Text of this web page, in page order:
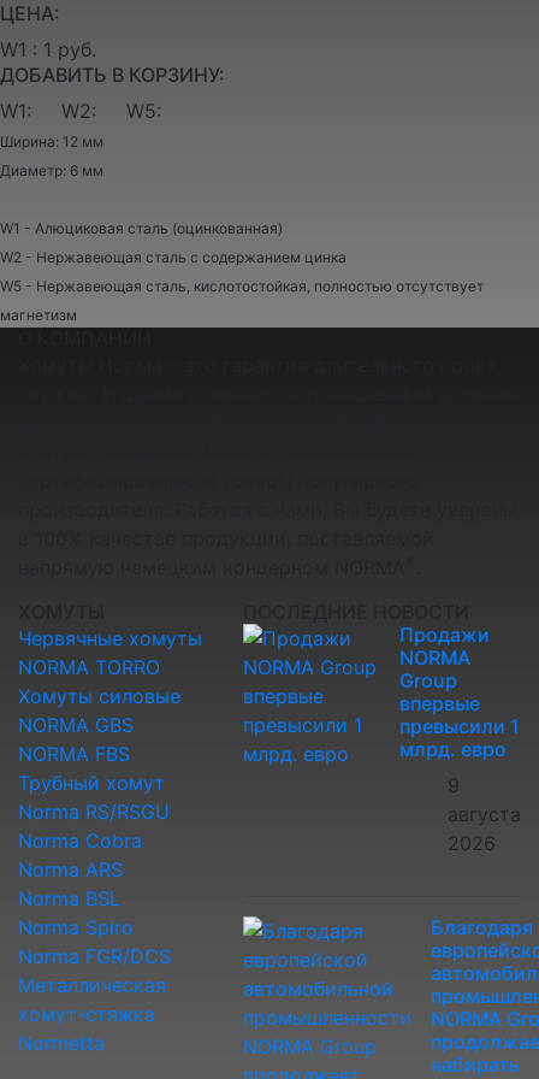
ЦЕНА:
W1 : 1 руб.
ДОБАВИТЬ В КОРЗИНУ:
W1:
W2: W5:
Ширина: 12 мм
Диаметр: 6 мм
W1 - Алюциковая сталь (оцинкованная)
W2 - Нержавеющая сталь с содержанием цинка
W5 - Нержавеющая сталь, кислотостойкая, полностью отсутствует
магнетизм
Червячные хомуты
NORMA TORRO
Хомуты силовые
NORMA GBS
NORMA FBS
Трубный хомут
Norma RS/RSGU
Norma Cobra
Norma ARS
Norma BSL
Norma Spiro
Norma FGR/DCS
Металлическая
хомут-стяжка
Normetta
Продажи
NORMA
Group
впервые
превысили 1
млрд. евро
9
августа
2026
Благодаря
NORMA
набирать